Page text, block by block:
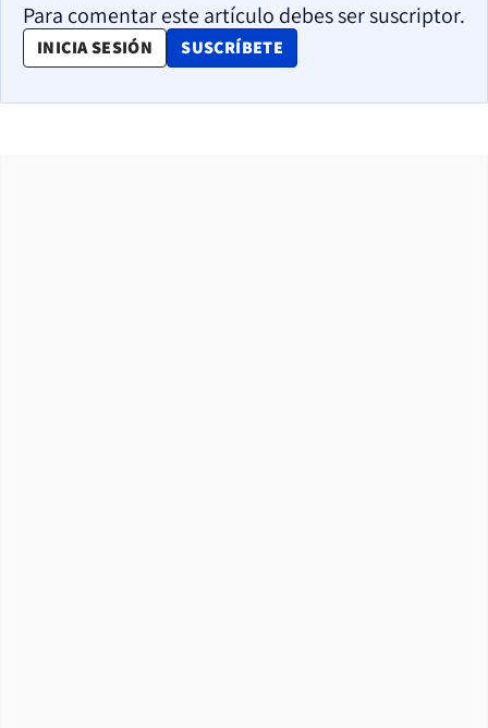
Para comentar este artículo debes ser suscriptor.
INICIA SESIÓN SUSCRÍBETE
OPENS IN NEW WINDOW